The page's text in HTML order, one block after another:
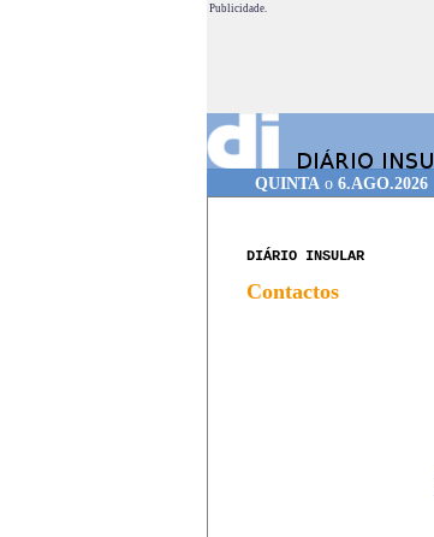
Publicidade.
QUINTA o 6.AGO.2026
DIÁRIO INSULAR
Contactos